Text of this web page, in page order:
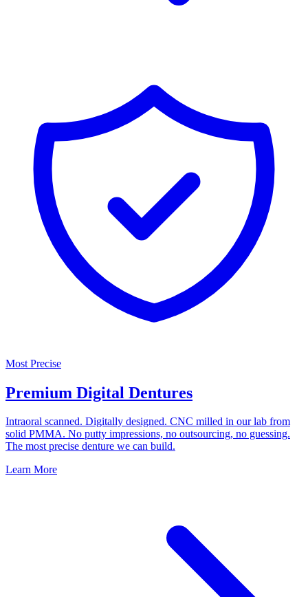
Most Precise
Premium Digital Dentures
Intraoral scanned. Digitally designed. CNC milled in our lab from
solid PMMA. No putty impressions, no outsourcing, no guessing.
The most precise denture we can build.
Learn More